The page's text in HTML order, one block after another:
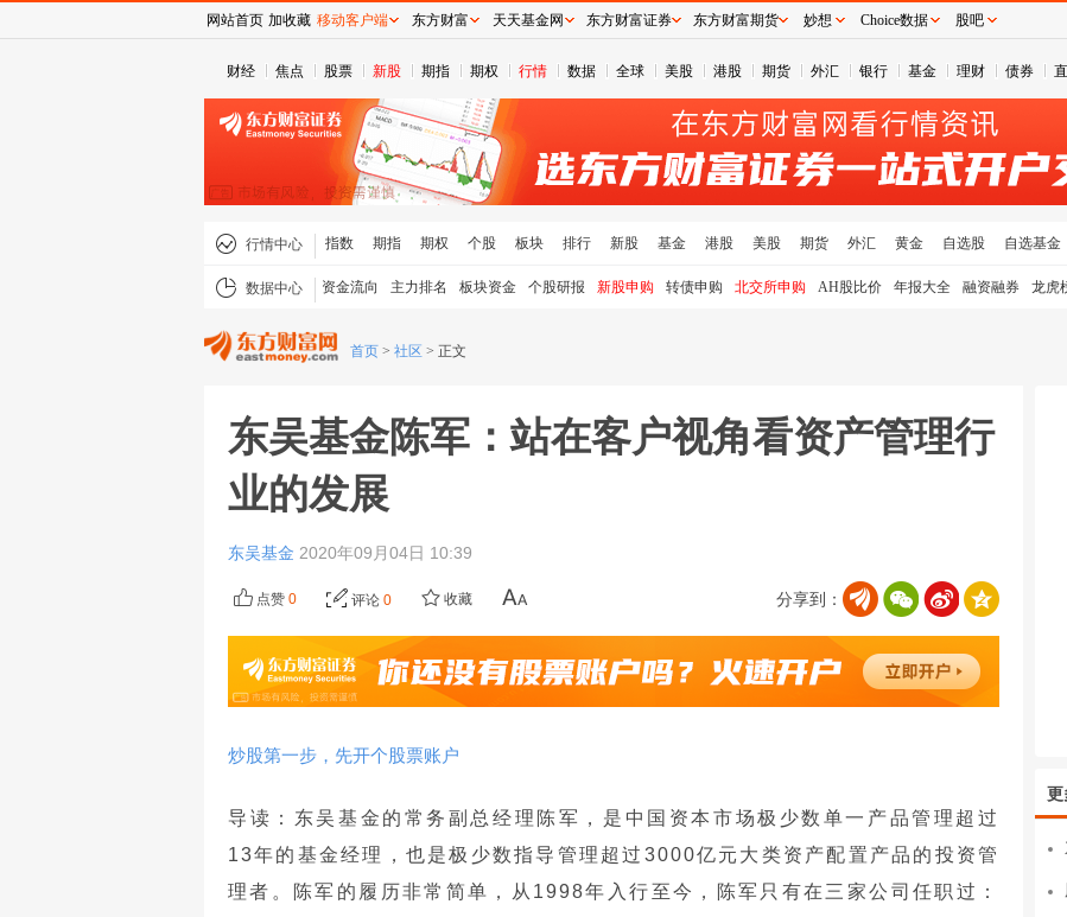
财经 焦点 股票 新股 期指 期权 行情 数据 全球 美股 港股 期货 外汇 银行 基金 理财 债券
行情中心 指数 期指 期权 个股 板块 排行 新股 基金 港股 美股 期货 外汇 黄金 自选股 自选基金
数据中心 资金流向 主力排名 板块资金 个股研报 新股申购 转债申购 北交所申购 AH股比价 年报大全 融资融券 龙虎
首页 > 社区 > 正文
东吴基金陈军：站在客户视角看资产管理行
业的发展
东吴基金 2020年09月04日 10:39
分享到：
点赞 0 评论 0 收藏
炒股第一步，先开个股票账户
导读：东吴基金的常务副总经理陈军，是中国资本市场极少数单一产品管理超过
13年的基金经理，也是极少数指导管理超过3000亿元大类资产配置产品的投资管
理者。陈军的履历非常简单，从1998年入行至今，陈军只有在三家公司任职过：
更
网站首页 加收藏 移动客户端 东方财富 天天基金网 东方财富证券 东方财富期货 妙想 Choice数据 股吧